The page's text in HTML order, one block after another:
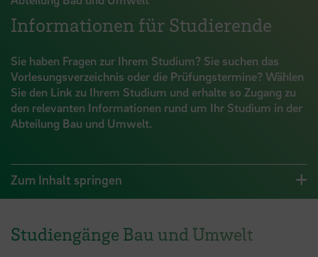
Informationen für Studierende
Sie haben Fragen zur Ihrem Studium? Sie suchen das
Vorlesungsverzeichnis oder die Prüfungstermine? Wählen
Sie den Link zu Ihrem Studium und erhalte so Zugang zu
den relevanten Informationen rund um Ihr Studium in der
Abteilung Bau und Umwelt.
Zum Inhalt springen
Studiengänge Bau und Umwelt